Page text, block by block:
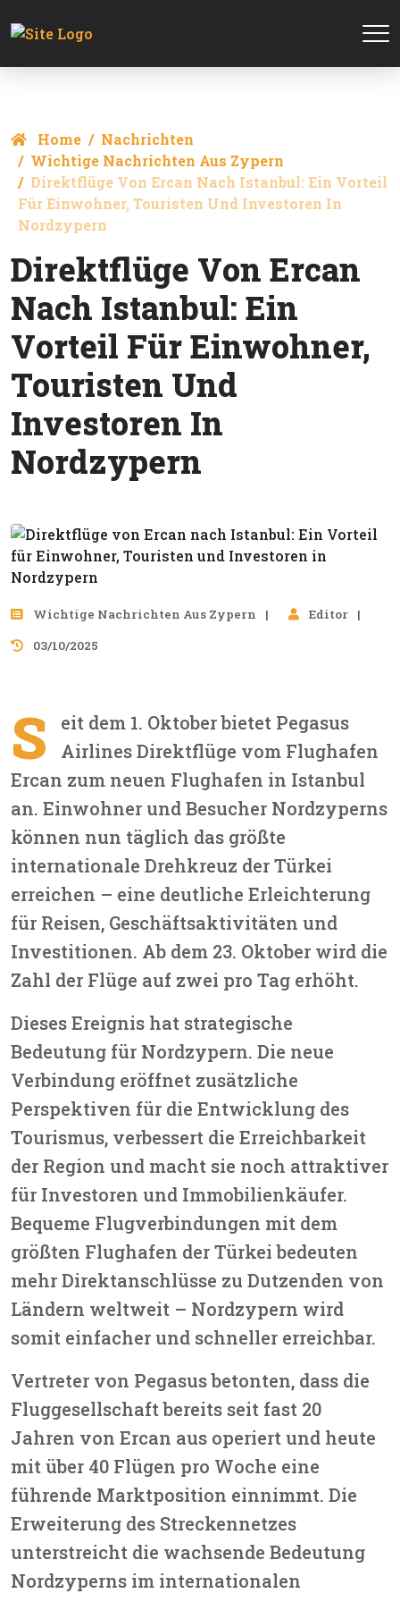
Home
Nachrichten
Wichtige Nachrichten Aus Zypern
Direktflüge Von Ercan Nach Istanbul: Ein Vorteil
Für Einwohner, Touristen Und Investoren In
Nordzypern
Direktflüge Von Ercan
Nach Istanbul: Ein
Vorteil Für Einwohner,
Touristen Und
Investoren In
Nordzypern
Wichtige Nachrichten Aus Zypern
Editor
03/10/2025
S
eit dem 1. Oktober bietet Pegasus
Airlines Direktflüge vom Flughafen
Ercan zum neuen Flughafen in Istanbul
an. Einwohner und Besucher Nordzyperns
können nun täglich das größte
internationale Drehkreuz der Türkei
erreichen – eine deutliche Erleichterung
für Reisen, Geschäftsaktivitäten und
Investitionen. Ab dem 23. Oktober wird die
Zahl der Flüge auf zwei pro Tag erhöht.
Dieses Ereignis hat strategische
Bedeutung für Nordzypern. Die neue
Verbindung eröffnet zusätzliche
Perspektiven für die Entwicklung des
Tourismus, verbessert die Erreichbarkeit
der Region und macht sie noch attraktiver
für Investoren und Immobilienkäufer.
Bequeme Flugverbindungen mit dem
größten Flughafen der Türkei bedeuten
mehr Direktanschlüsse zu Dutzenden von
Ländern weltweit – Nordzypern wird
somit einfacher und schneller erreichbar.
Vertreter von Pegasus betonten, dass die
Fluggesellschaft bereits seit fast 20
Jahren von Ercan aus operiert und heute
mit über 40 Flügen pro Woche eine
führende Marktposition einnimmt. Die
Erweiterung des Streckennetzes
unterstreicht die wachsende Bedeutung
Nordzyperns im internationalen